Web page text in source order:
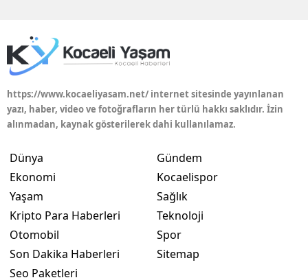
Eskişehir
Gaziantep
https://www.kocaeliyasam.net/ internet sitesinde yayınlanan
yazı, haber, video ve fotoğrafların her türlü hakkı saklıdır. İzin
alınmadan, kaynak gösterilerek dahi kullanılamaz.
Dünya
Ekonomi
Yaşam
Kripto Para Haberleri
Otomobil
Son Dakika Haberleri
Seo Paketleri
Gündem
Kocaelispor
Sağlık
Teknoloji
Spor
Sitemap